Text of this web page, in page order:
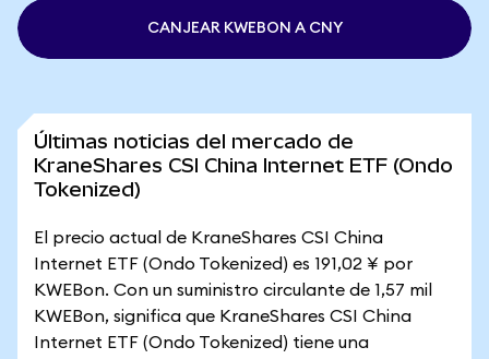
CANJEAR KWEBON A CNY
Últimas noticias del mercado de
KraneShares CSI China Internet ETF (Ondo
Tokenized)
El precio actual de KraneShares CSI China
Internet ETF (Ondo Tokenized) es 191,02 ¥ por
KWEBon. Con un suministro circulante de 1,57 mil
KWEBon, significa que KraneShares CSI China
Internet ETF (Ondo Tokenized) tiene una